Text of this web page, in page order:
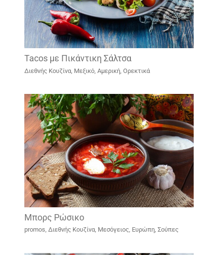
Tacos με Πικάντικη Σάλτσα
Διεθνής Κουζίνα, Μεξικό, Αμερική, Ορεκτικά
Μπορς Ρώσικο
promos, Διεθνής Κουζίνα, Μεσόγειος, Ευρώπη, Σούπες